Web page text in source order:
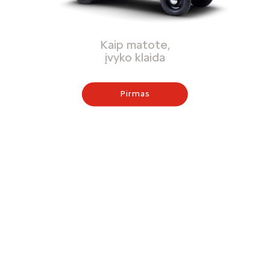
Kaip matote,
įvyko klaida
Pirmas